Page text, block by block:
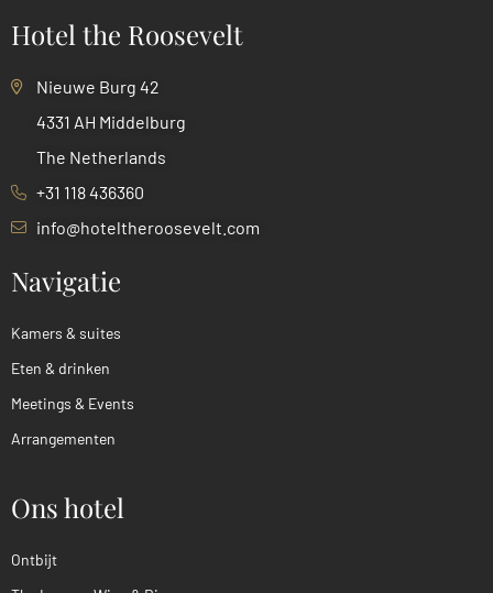
Hotel the Roosevelt
Nieuwe Burg 42
4331 AH Middelburg
The Netherlands
+31 118 436360
info@hoteltheroosevelt.com
Navigatie
Kamers & suites
Eten & drinken
Meetings & Events
Arrangementen
Ons hotel
Ontbijt